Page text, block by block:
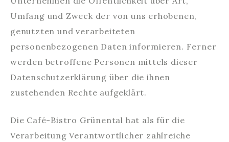
Umfang und Zweck der von uns erhobenen,
genutzten und verarbeiteten
personenbezogenen Daten informieren. Ferner
werden betroffene Personen mittels dieser
Datenschutzerklärung über die ihnen
zustehenden Rechte aufgeklärt.
Die Café-Bistro Grünental hat als für die
Verarbeitung Verantwortlicher zahlreiche